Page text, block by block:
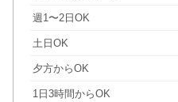
週1〜2日OK
土日OK
夕方からOK
1日3時間からOK